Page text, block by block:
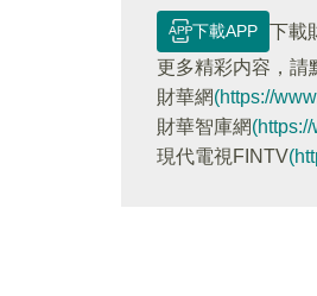
下載APP
下載
更多精彩内容，請
財華網(https://
財華智庫網
現代電視FINTV